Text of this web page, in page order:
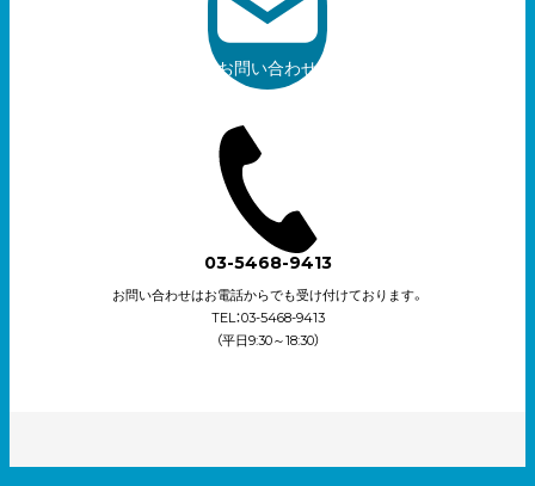
お問い合わせ
03-5468-9413
お問い合わせはお電話からでも受け付けております。
TEL：03-5468-9413
（平日9:30～18:30）